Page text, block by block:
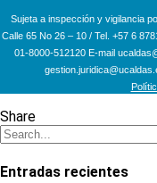
Sujeta a inspección y vigilancia
Calle 65 No 26 – 10 / Tel. +57 6
01-8000-512120 E-mail
Share
Entradas recientes